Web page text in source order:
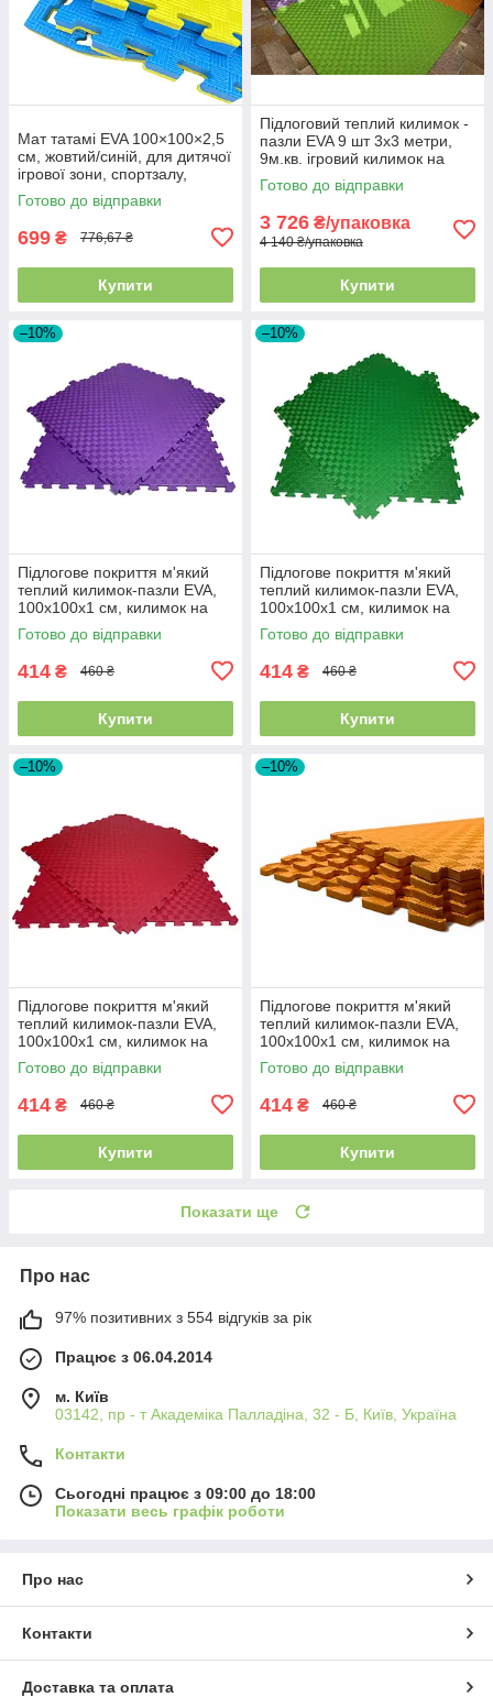
Мат татамі EVA 100×100×2,5
см, жовтий/синій, для дитячої
ігрової зони, спортзалу,
садочка, школи
Готово до відправки
699 ₴ 776,67 ₴
Купити
Підлоговий теплий килимок -
пазли EVA 9 шт 3х3 метри,
9м.кв. ігровий килимок на
підлогу для дітей
Готово до відправки
3 726 ₴/упаковка
4 140 ₴/упаковка
Купити
–10%
Підлогове покриття м'який
теплий килимок-пазли EVA,
100х100х1 см, килимок на
підлогу для дітей, Фіолетовий
Готово до відправки
414 ₴ 460 ₴
Купити
–10%
Підлогове покриття м'який
теплий килимок-пазли EVA,
100х100х1 см, килимок на
підлогу для дітей, Зелений
Готово до відправки
414 ₴ 460 ₴
Купити
–10%
Підлогове покриття м'який
теплий килимок-пазли EVA,
100х100х1 см, килимок на
підлогу для дітей, Червоний
Готово до відправки
414 ₴ 460 ₴
Купити
–10%
Підлогове покриття м'який
теплий килимок-пазли EVA,
100х100х1 см, килимок на
підлогу для дітей,
Помаранчевий
Готово до відправки
414 ₴ 460 ₴
Купити
Показати ще
Про нас
97% позитивних з 554 відгуків за рік
Працює з 06.04.2014
м. Київ
03142, пр - т Академіка Палладіна, 32 - Б, Київ, Україна
Контакти
Сьогодні працює з 09:00 до 18:00
Показати весь графік роботи
Про нас
Контакти
Доставка та оплата